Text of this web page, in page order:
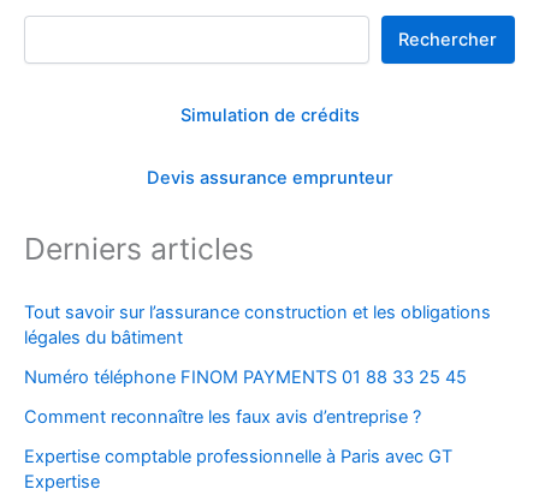
Rechercher
Rechercher
Simulation de crédits
Devis assurance emprunteur
Derniers articles
Tout savoir sur l’assurance construction et les obligations
légales du bâtiment
Numéro téléphone FINOM PAYMENTS 01 88 33 25 45
Comment reconnaître les faux avis d’entreprise ?
Expertise comptable professionnelle à Paris avec GT
Expertise